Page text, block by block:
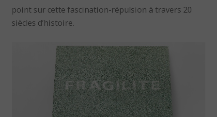
point sur cette fascination-répulsion à travers 20
siècles d’histoire.